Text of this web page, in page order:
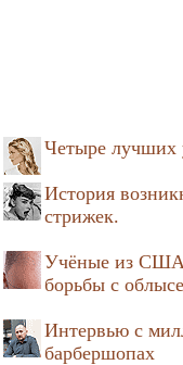
Четыре лучших
История
стрижек.
Учёные из США
борьбы с
Интервью с
барбершопах